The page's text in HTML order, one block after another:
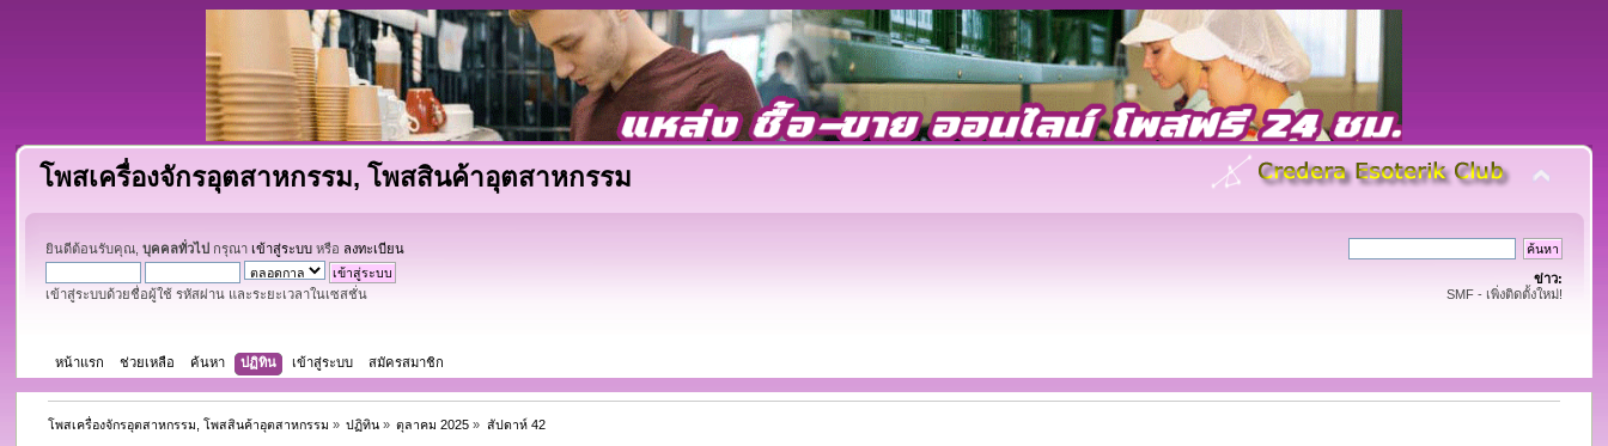
โพสเครื่องจักรอุตสาหกรรม, โพสสินค้าอุตสาหกรรม
ยินดีต้อนรับคุณ,บุคคลทั่วไป กรุณา เข้าสู่ระบบ หรือ ลงทะเบียน
เข้าสู่ระบบด้วยชื่อผู้ใช้ รหัสผ่าน และระยะเวลาในเซสชั่น
ข่าว:
SMF - เพิ่งติดตั้งใหม่!
หน้าแรก ช่วยเหลือ ค้นหา ปฏิทิน เข้าสู่ระบบ สมัครสมาชิก
โพสเครื่องจักรอุตสาหกรรม, โพสสินค้าอุตสาหกรรม » ปฏิทิน » ตุลาคม 2025 » สัปดาห์ 42